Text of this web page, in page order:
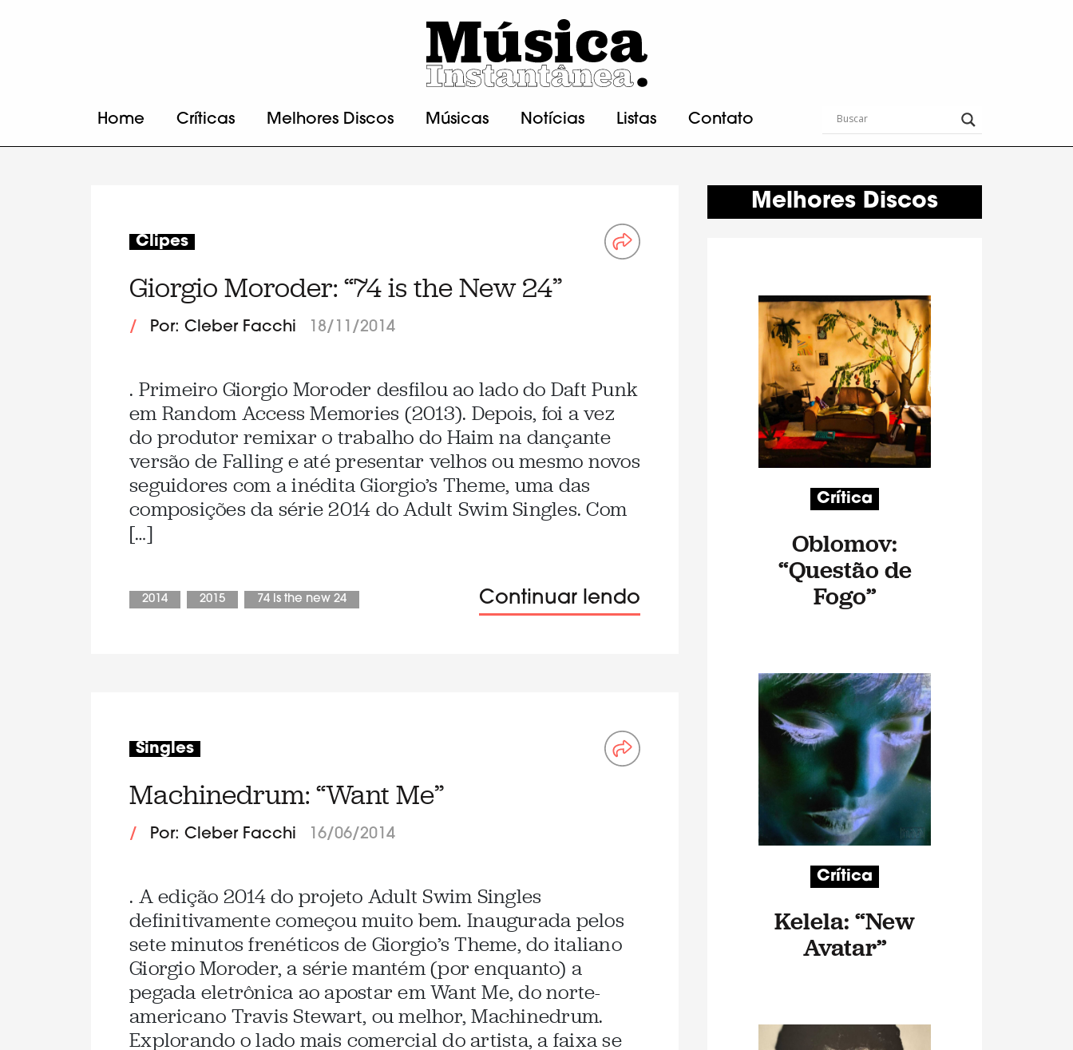
Home Críticas Melhores Discos Músicas Notícias Listas Contato
Clipes
Giorgio Moroder: “74 is the New 24”
/ Por: Cleber Facchi 18/11/2014
. Primeiro Giorgio Moroder desfilou ao lado do Daft Punk
em Random Access Memories (2013). Depois, foi a vez
do produtor remixar o trabalho do Haim na dançante
versão de Falling e até presentar velhos ou mesmo novos
seguidores com a inédita Giorgio’s Theme, uma das
composições da série 2014 do Adult Swim Singles. Com
[…]
2014 2015 74 is the new 24 Continuar lendo
Singles
Machinedrum: “Want Me”
/ Por: Cleber Facchi 16/06/2014
. A edição 2014 do projeto Adult Swim Singles
definitivamente começou muito bem. Inaugurada pelos
sete minutos frenéticos de Giorgio’s Theme, do italiano
Giorgio Moroder, a série mantém (por enquanto) a
pegada eletrônica ao apostar em Want Me, do norte-
americano Travis Stewart, ou melhor, Machinedrum.
Explorando o lado mais comercial do artista, a faixa se
Melhores Discos
Crítica
Oblomov:
“Questão de
Fogo”
Crítica
Kelela: “New
Avatar”